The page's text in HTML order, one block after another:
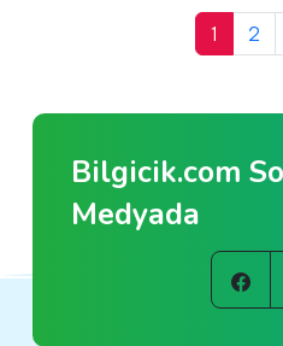
1 2
Bilgicik.com
Medyada